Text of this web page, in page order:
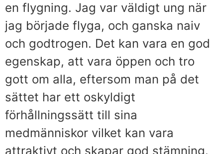
en flygning. Jag var väldigt ung när
jag började flyga, och ganska naiv
och godtrogen. Det kan vara en god
egenskap, att vara öppen och tro
gott om alla, eftersom man på det
sättet har ett oskyldigt
förhållningssätt till sina
medmänniskor vilket kan vara
attraktivt och skapar god stämning.